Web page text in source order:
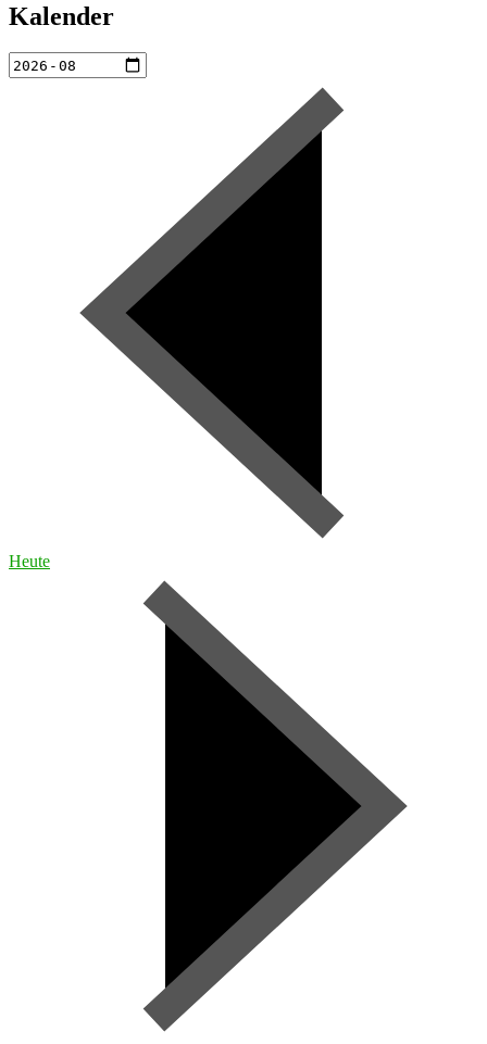
Kalender
Heute